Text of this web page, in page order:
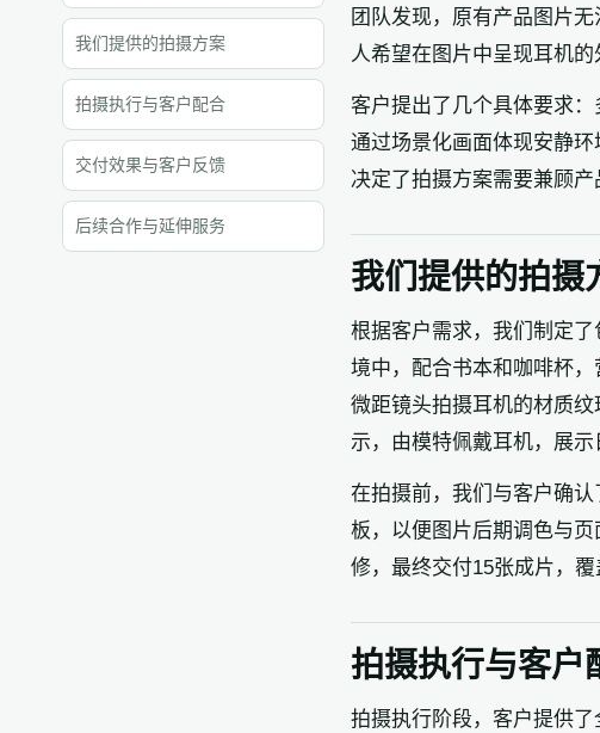
我们提供的拍摄方案
拍摄执行与客户配合
交付效果与客户反馈
后续合作与延伸服务
团队发现，原有产品图片
人希望在图片中呈现耳机
客户提出了几个具体要求
通过场景化画面体现安静
决定了拍摄方案需要兼顾产
我们提供的拍摄
根据客户需求，我们制定
境中，配合书本和咖啡杯
微距镜头拍摄耳机的材质
示，由模特佩戴耳机，展示
在拍摄前，我们与客户确
板，以便图片后期调色与
修，最终交付15张成片，
拍摄执行与客户
拍摄执行阶段，客户提供